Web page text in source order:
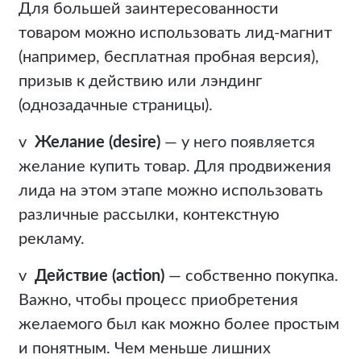
Для большей заинтересованности
товаром можно использовать лид-магнит
(например, бесплатная пробная версия),
призыв к действию или лэндинг
(однозадачные страницы).
v Желание (desire) — у него появляется
желание купить товар. Для продвижения
лида на этом этапе можно использовать
различные рассылки, контекстную
рекламу.
v Действие (action) — собственно покупка.
Важно, чтобы процесс приобретения
желаемого был как можно более простым
и понятным. Чем меньше лишних